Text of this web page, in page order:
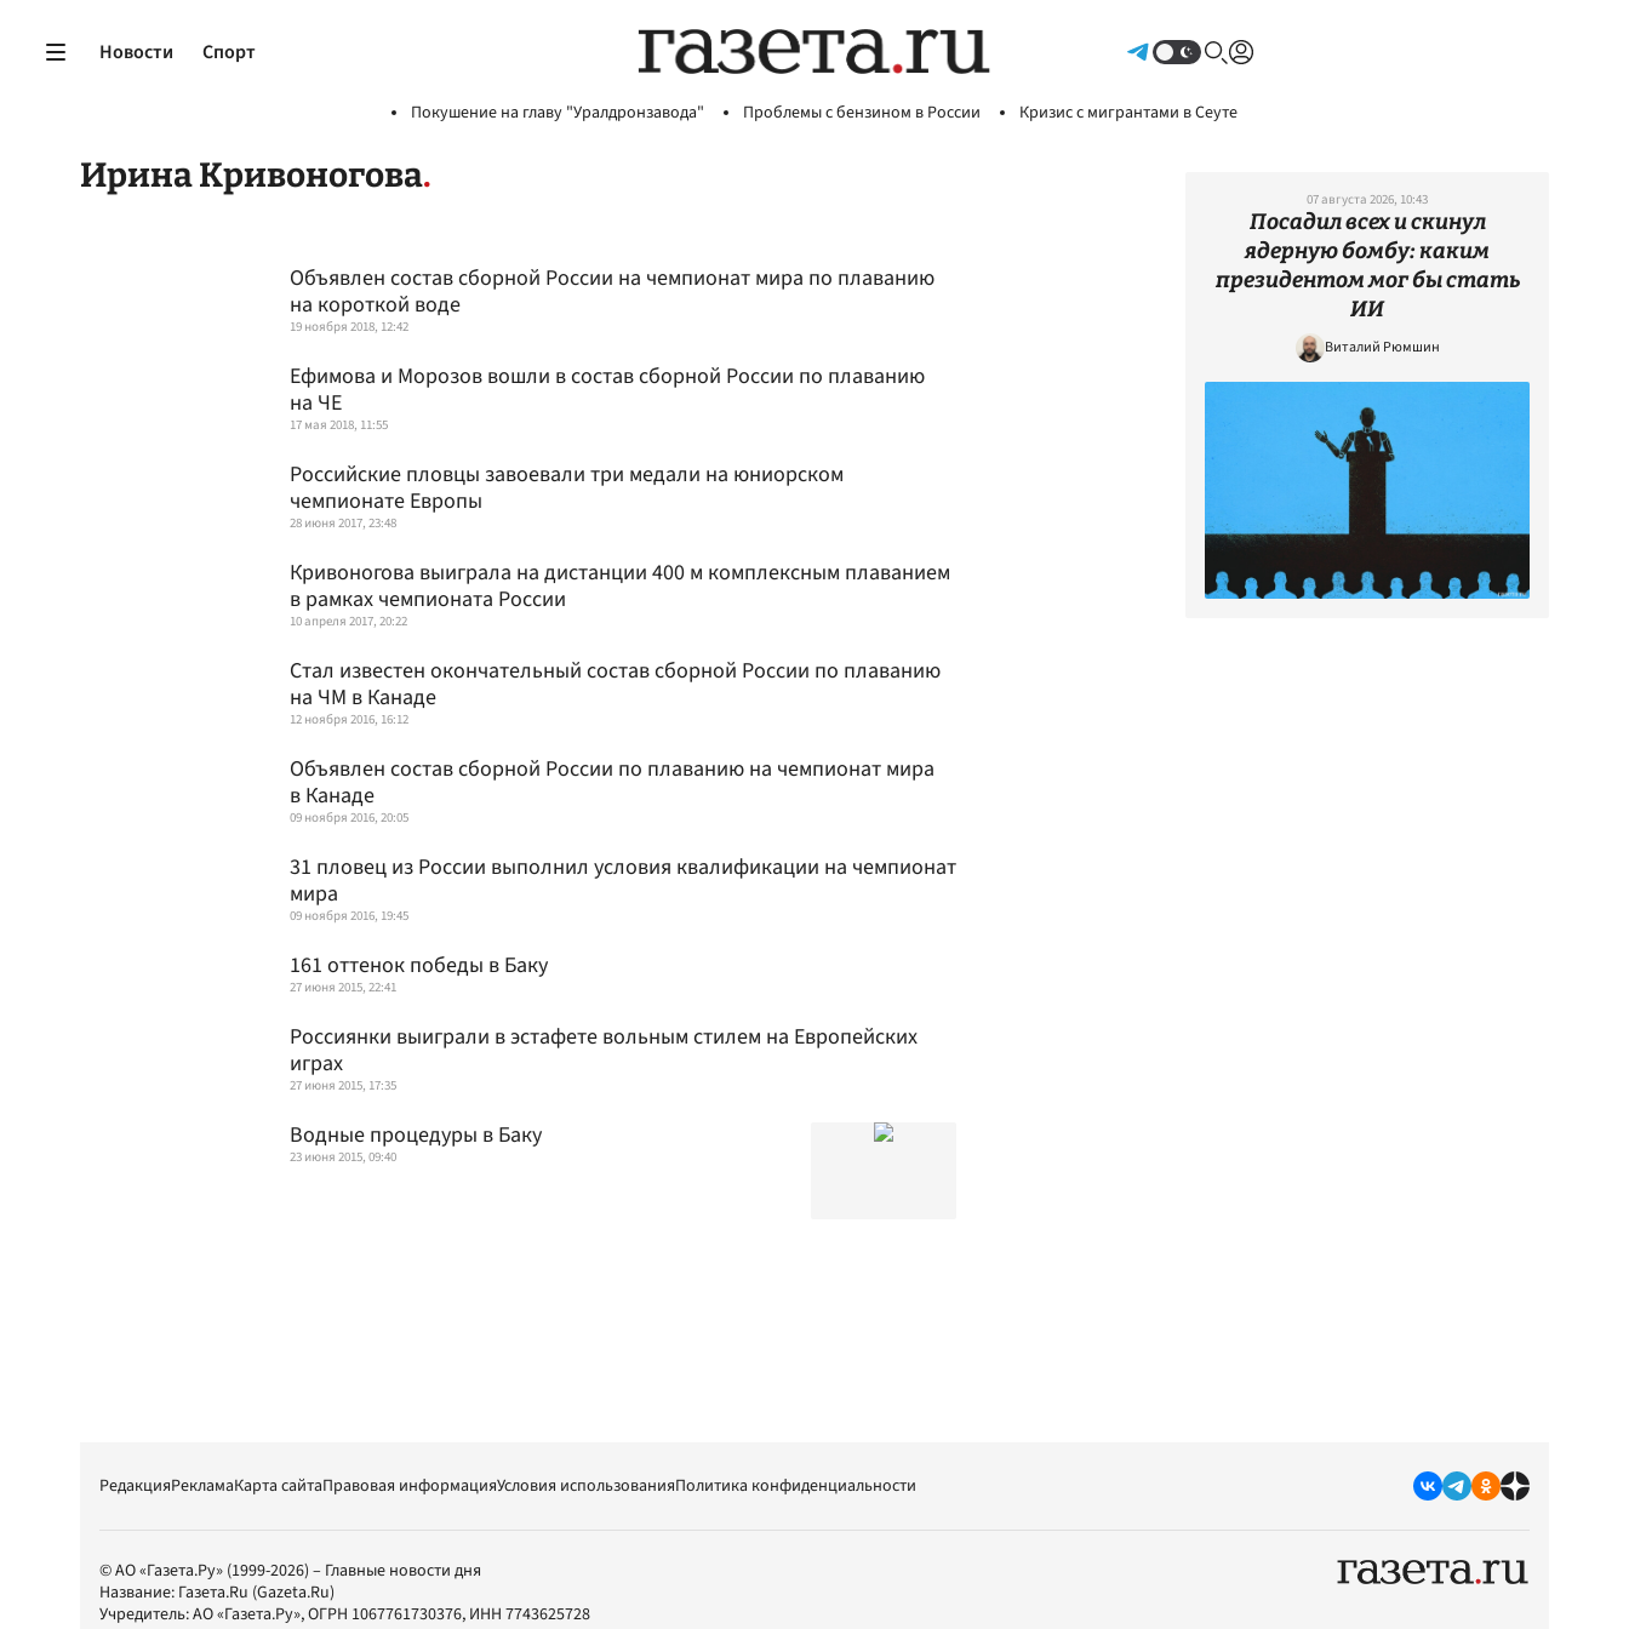
Новости Спорт
Покушение на главу "Уралдронзавода" Проблемы с бензином в России Кризис с мигрантами в Сеуте
Ирина Кривоногова
Объявлен состав сборной России на чемпионат мира по плаванию
на короткой воде
19 ноября 2018, 12:42
Ефимова и Морозов вошли в состав сборной России по плаванию
на ЧЕ
17 мая 2018, 11:55
Российские пловцы завоевали три медали на юниорском
чемпионате Европы
28 июня 2017, 23:48
Кривоногова выиграла на дистанции 400 м комплексным плаванием
в рамках чемпионата России
10 апреля 2017, 20:22
Стал известен окончательный состав сборной России по плаванию
на ЧМ в Канаде
12 ноября 2016, 16:12
Объявлен состав сборной России по плаванию на чемпионат мира
в Канаде
09 ноября 2016, 20:05
31 пловец из России выполнил условия квалификации на чемпионат
мира
09 ноября 2016, 19:45
161 оттенок победы в Баку
27 июня 2015, 22:41
Россиянки выиграли в эстафете вольным стилем на Европейских
играх
27 июня 2015, 17:35
Водные процедуры в Баку
23 июня 2015, 09:40
07 августа 2026, 10:43
Посадил всех и скинул
ядерную бомбу: каким
президентом мог бы стать
ИИ
Виталий Рюмшин
РедакцияРекламаКарта сайтаПравовая информацияУсловия использованияПолитика конфиденциальности
© АО «Газета.Ру» (1999-2026) – Главные новости дня
Название: Газета.Ru (Gazeta.Ru)
Учредитель:АО «Газета.Ру», ОГРН 1067761730376, ИНН 7743625728